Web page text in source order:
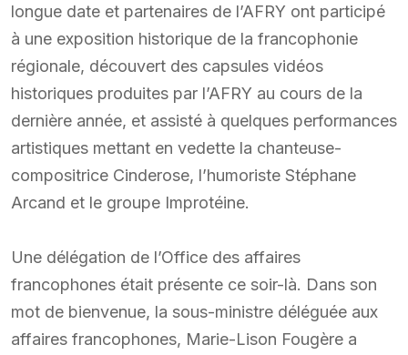
longue date et partenaires de l’AFRY ont participé
à une exposition historique de la francophonie
régionale, découvert des capsules vidéos
historiques produites par l’AFRY au cours de la
dernière année, et assisté à quelques performances
artistiques mettant en vedette la chanteuse-
compositrice Cinderose, l’humoriste Stéphane
Arcand et le groupe Improtéine.
Une délégation de l’Office des affaires
francophones était présente ce soir-là. Dans son
mot de bienvenue, la sous-ministre déléguée aux
affaires francophones, Marie-Lison Fougère a